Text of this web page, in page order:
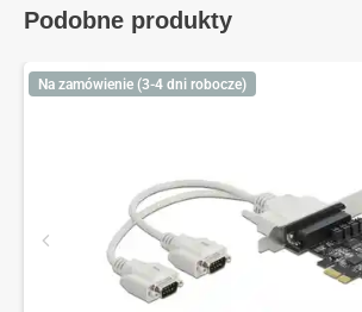
Podobne produkty
Na zamówienie (3-4 dni robocze)